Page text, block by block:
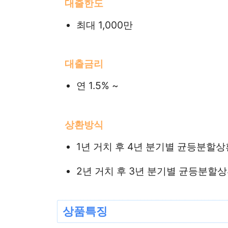
대출한도
최대 1,000만
대출금리
연 1.5% ~
상환방식
1년 거치 후 4년 분기별 균등분할상
2년 거치 후 3년 분기별 균등분할
상품특징